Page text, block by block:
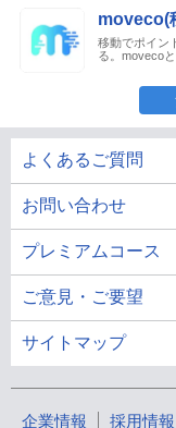
moveco(
移動でポイン
る。moveco
よくあるご質問
お問い合わせ
プレミアムコース
ご意見・ご要望
サイトマップ
企業情報 採用情報